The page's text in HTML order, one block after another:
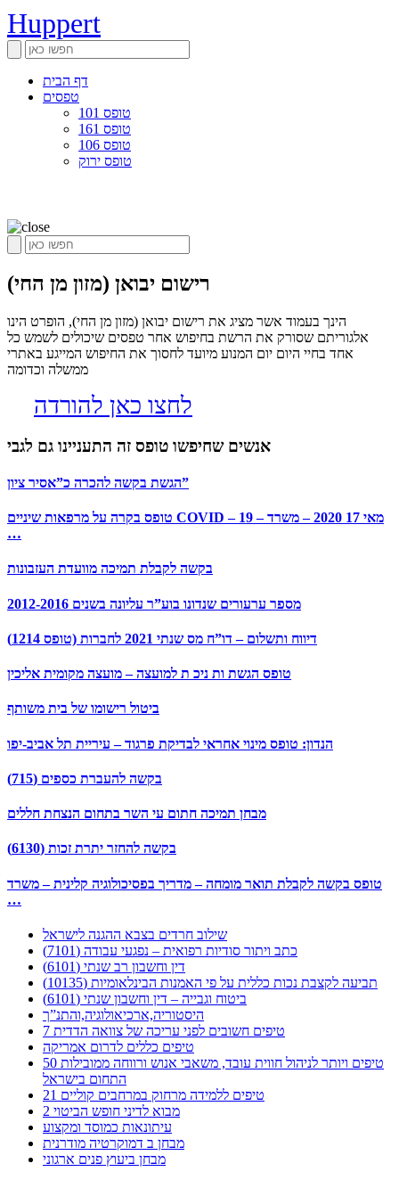
Huppert
דף הבית
טפסים
טופס 101
טופס 161
טופס 106
טופס ירוק
רישום יבואן (מזון מן החי)
הינך בעמוד אשר מציג את רישום יבואן (מזון מן החי), הופרט הינו
אלגוריתם שסורק את הרשת בחיפוש אחר טפסים שיכולים לשמש כל
אחד בחיי היום יום המנוע מיועד לחסוך את החיפוש המייגע באתרי
ממשלה וכדומה
לחצו כאן להורדה
אנשים שחיפשו טופס זה התעניינו גם לגבי
הגשת בקשה להכרה כ”אסיר ציון”
טופס בקרה על מרפאות שיניים COVID – 19 – מאי 17 2020 – משרד
…
בקשה לקבלת תמיכה מוועדת העזבונות
מספר ערעורים שנדונו בוע”ר עליונה בשנים 2012-2016
דיווח ותשלום – דו”ח מס שנתי 2021 לחברות (טופס 1214)
טופס הגשת ות ניכ ת למועצה – מועצה מקומית אליכין
ביטול רישומו של בית משותף
הנדון: טופס מינוי אחראי לבדיקת פרגוד – עיריית תל אביב-יפו
בקשה להעברת כספים (715)
מבחן תמיכה חתום עי השר בתחום הנצחת חללים
בקשה להחזר יתרת זכות (6130)
טופס בקשה לקבלת תואר מומחה – מדריך בפסיכולוגיה קלינית – משרד
…
שילוב חרדים בצבא ההגנה לישראל
כתב ויתור סודיות רפואית – נפגעי עבודה (7101)
דין וחשבון רב שנתי (6101)
תביעה לקצבת נכות כללית על פי האמנות הבינלאומיות (10135)
ביטוח וגבייה – דין וחשבון שנתי (6101)
היסטוריה,ארכיאולוגיה,והתנ”ך
7 טיפים חשובים לפני עריכה של צוואה הדדית
טיפים כללים לדרום אמריקה
50 טיפים ויותר לניהול חווית עובד, משאבי אנוש ורווחה ממובילות
התחום בישראל
21 טיפים ללמידה מרחוק במרחבים קוליים
מבוא לדיני חופש הביטוי 2
עיתונאות כמוסד ומקצוע
מבחן ב דמוקרטיה מודרנית
מבחן ביעוץ פנים ארגוני